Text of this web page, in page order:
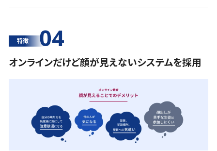
特徴 04
オンラインだけど顔が見えないシステムを採用